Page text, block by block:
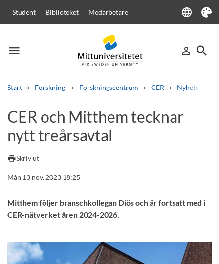
Student Biblioteket Medarbetare language
Language
Tema
menu
Meny person_outline
Logga in
search
Sök
Start Forskning Forskningscentrum CER Nyheter från
Andra söktjänster
Kurser och programKursplaner
Lediga jobb
CER och Mitthem tecknar
nytt treårsavtal
printSkriv ut
Mån 13 nov. 2023 18:25
Mitthem följer branschkollegan Diös och är fortsatt med i
CER-nätverket åren 2024-2026.